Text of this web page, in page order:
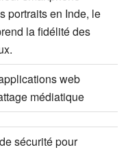
portraits en Inde, le
la fidélité des
web
médiatique
sécurité pour